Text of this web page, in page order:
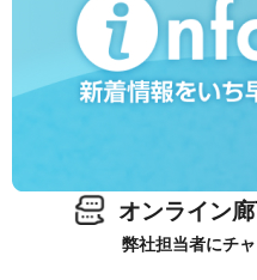
オンライン
弊社担当者にチ